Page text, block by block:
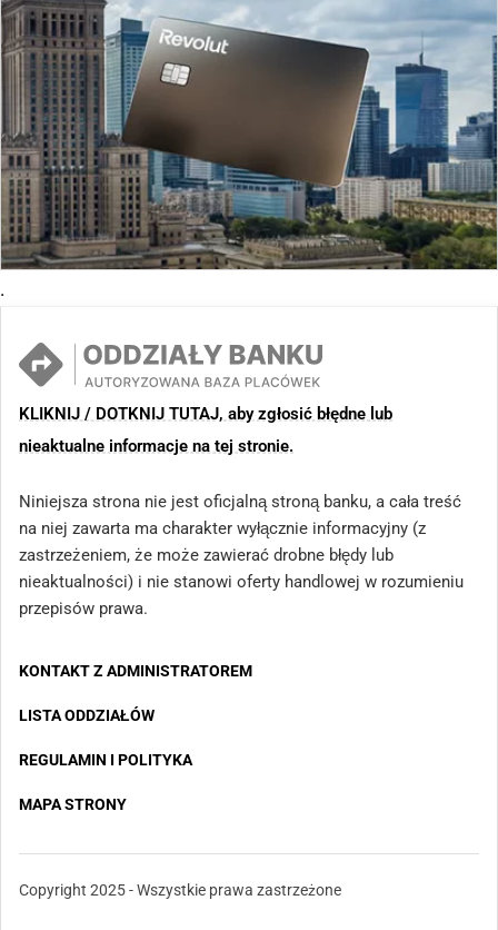
.
KLIKNIJ / DOTKNIJ TUTAJ, aby zgłosić błędne lub
nieaktualne informacje na tej stronie.
Niniejsza strona nie jest oficjalną stroną banku, a cała treść
na niej zawarta ma charakter wyłącznie informacyjny (z
zastrzeżeniem, że może zawierać drobne błędy lub
nieaktualności) i nie stanowi oferty handlowej w rozumieniu
przepisów prawa.
KONTAKT Z ADMINISTRATOREM
LISTA ODDZIAŁÓW
REGULAMIN I POLITYKA
MAPA STRONY
Copyright 2025 - Wszystkie prawa zastrzeżone